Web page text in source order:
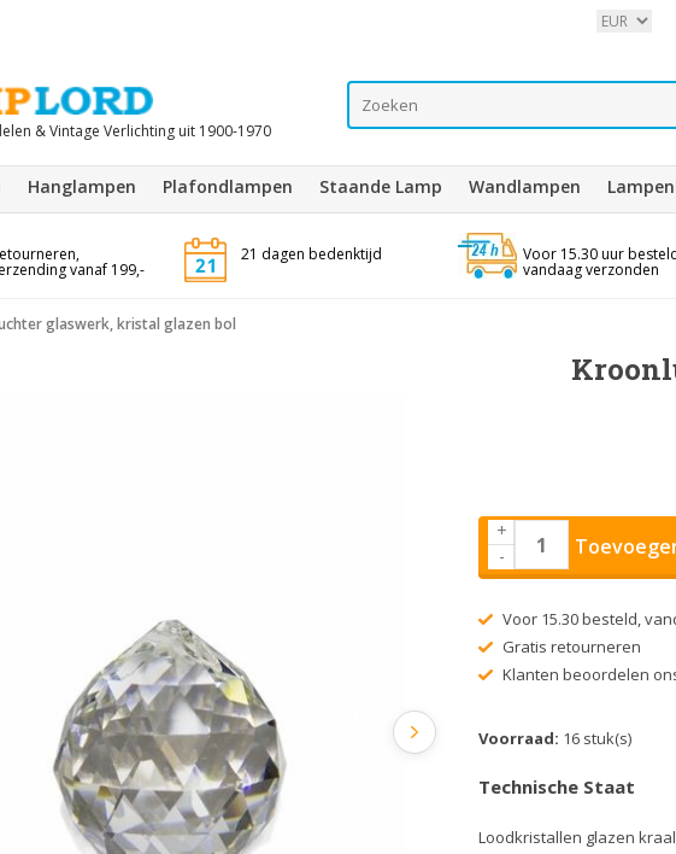
& Vintage Verlichting uit 1900-1970
Hanglampen Plafondlampen Staande Lamp Wandlampen
vanaf 199,-
21 dagen bedenktijd Voor 15.30 uur
vandaag verzonden
glaswerk, kristal glazen bol
+
-
Voor 15.30 besteld,
Gratis retourneren
Klanten beoordelen
Voorraad: 16 stuk(s)
Technische Staat
Loodkristallen glazen